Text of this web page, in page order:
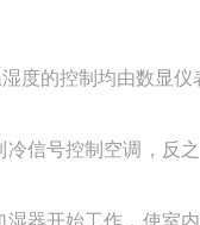
度的控制均由数显仪
信号控制空调，反
器开始工作，使室